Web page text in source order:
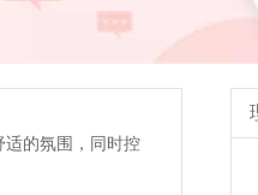
适的氛围，同时控